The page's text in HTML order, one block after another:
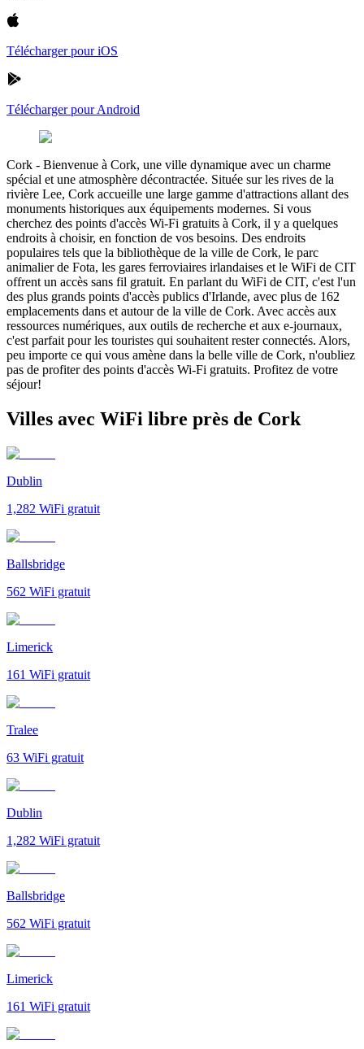
Télécharger pour iOS
Télécharger pour Android
Cork - Bienvenue à Cork, une ville dynamique avec un charme
spécial et une atmosphère décontractée. Située sur les rives de la
rivière Lee, Cork accueille une large gamme d'attractions allant des
monuments historiques aux équipements modernes. Si vous
cherchez des points d'accès Wi-Fi gratuits à Cork, il y a quelques
endroits à choisir, en fonction de vos besoins. Des endroits
populaires tels que la bibliothèque de la ville de Cork, le parc
animalier de Fota, les gares ferroviaires irlandaises et le WiFi de CIT
offrent un accès sans fil gratuit. En parlant du WiFi de CIT, c'est l'un
des plus grands points d'accès publics d'Irlande, avec plus de 162
emplacements dans et autour de la ville de Cork. Avec accès aux
ressources numériques, aux outils de recherche et aux e-journaux,
c'est parfait pour les touristes qui souhaitent rester connectés. Alors,
peu importe ce qui vous amène dans la belle ville de Cork, n'oubliez
pas de profiter des points d'accès Wi-Fi gratuits. Profitez de votre
séjour!
Villes avec WiFi libre près de Cork
Dublin
1,282 WiFi gratuit
Ballsbridge
562 WiFi gratuit
Limerick
161 WiFi gratuit
Tralee
63 WiFi gratuit
Dublin
1,282 WiFi gratuit
Ballsbridge
562 WiFi gratuit
Limerick
161 WiFi gratuit